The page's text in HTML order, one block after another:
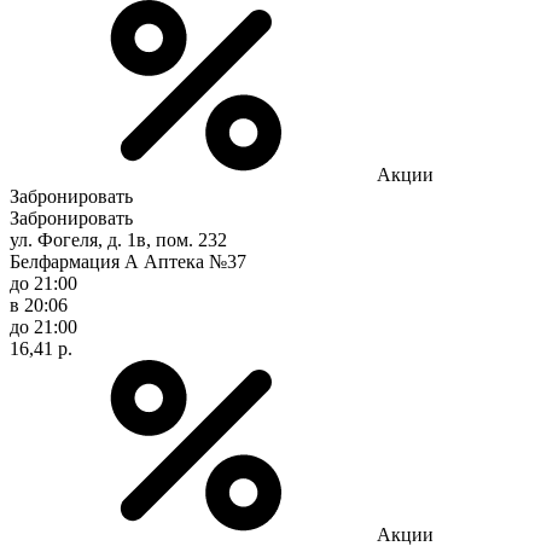
Акции
Забронировать
Забронировать
ул. Фогеля, д. 1в, пом. 232
Белфармация А Аптека №37
до 21:00
в 20:06
до 21:00
16,41 р.
Акции